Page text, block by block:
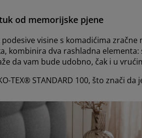
od memorijske pjene
visine s komadićima
kombinira dva rashladna
da vam bude udobno, čak i u
TEX® STANDARD 100, što znači